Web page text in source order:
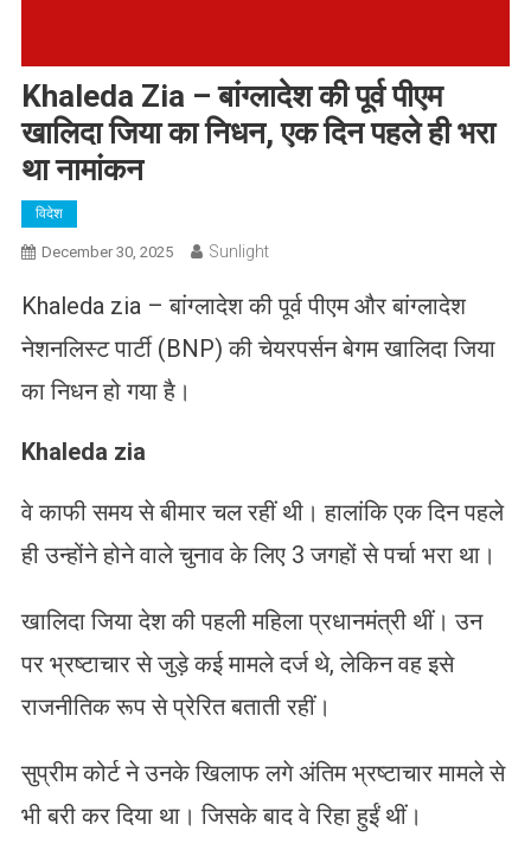
Khaleda Zia – बांग्लादेश की पूर्व पीएम
खालिदा जिया का निधन, एक दिन पहले ही भरा
था नामांकन
विदेश
December 30, 2025 Sunlight
Khaleda zia – बांग्लादेश की पूर्व पीएम और बांग्लादेश
नेशनलिस्ट पार्टी (BNP) की चेयरपर्सन बेगम खालिदा जिया
का निधन हो गया है।
Khaleda zia
वे काफी समय से बीमार चल रहीं थी। हालांकि एक दिन पहले
ही उन्होंने होने वाले चुनाव के लिए 3 जगहों से पर्चा भरा था।
खालिदा जिया देश की पहली महिला प्रधानमंत्री थीं। उन
पर भ्रष्टाचार से जुड़े कई मामले दर्ज थे, लेकिन वह इसे
राजनीतिक रूप से प्रेरित बताती रहीं।
सुप्रीम कोर्ट ने उनके खिलाफ लगे अंतिम भ्रष्टाचार मामले से
भी बरी कर दिया था। जिसके बाद वे रिहा हुईं थीं।